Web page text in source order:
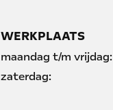
WERKPLAATS
maandag t/m vrijdag:
zaterdag: